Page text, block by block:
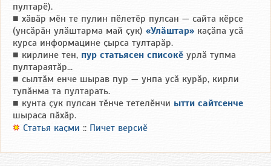
пултарӗ).
■ хӑвӑр мӗн те пулин пӗлетӗр пулсан — сайта кӗрсе
(унсӑрӑн улӑштарма май ҫук) «Улӑштар» каҫӑпа усӑ
курса информацине ҫырса тултарӑр.
■ кирлине тен, пур статьясен списокӗ урлӑ тупма
пултараятӑр...
■ сылтӑм енче шырав пур — унпа усӑ курӑр, кирли
тупӑнма та пултарать.
■ кунта ҫук пулсан тӗнче тетелӗнчи ытти сайтсенче
шыраса пӑхӑр.
Статья каҫми :: Пичет версиӗ